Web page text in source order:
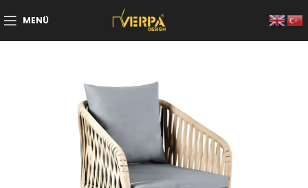
MENÜ